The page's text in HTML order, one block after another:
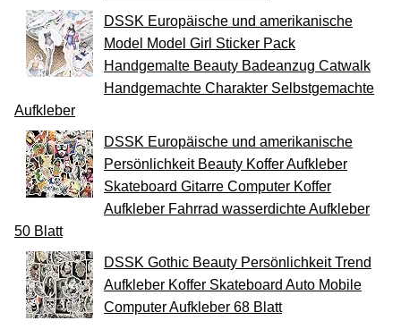
DSSK Europäische und amerikanische
Model Model Girl Sticker Pack
Handgemalte Beauty Badeanzug Catwalk
Handgemachte Charakter Selbstgemachte
Aufkleber
DSSK Europäische und amerikanische
Persönlichkeit Beauty Koffer Aufkleber
Skateboard Gitarre Computer Koffer
Aufkleber Fahrrad wasserdichte Aufkleber
50 Blatt
DSSK Gothic Beauty Persönlichkeit Trend
Aufkleber Koffer Skateboard Auto Mobile
Computer Aufkleber 68 Blatt